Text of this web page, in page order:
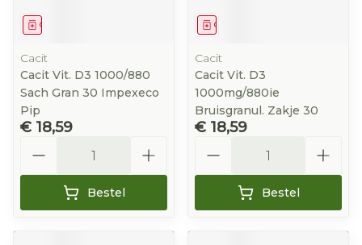
Geneesmiddel
Cacit
Cacit Vit. D3 1000/880
Sach Gran 30 Impexeco
Pip
€ 18,59
Bestel
Geneesmiddel
Cacit
Cacit Vit. D3
1000mg/880ie
Bruisgranul. Zakje 30
€ 18,59
Bestel